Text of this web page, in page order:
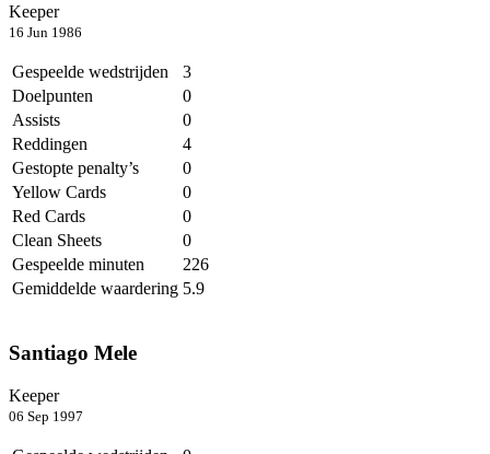
Keeper
16 Jun 1986
Gespeelde wedstrijden
3
Doelpunten
0
Assists
0
Reddingen
4
Gestopte penalty’s
0
Yellow Cards
0
Red Cards
0
Clean Sheets
0
Gespeelde minuten
226
Gemiddelde waardering 5.9
Santiago Mele
Keeper
06 Sep 1997